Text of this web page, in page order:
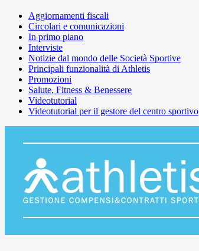
Aggiornamenti fiscali
Circolari e comunicazioni
In primo piano
Interviste
Notizie dal mondo delle Società Sportive
Principali funzionalità di Athletis
Promozioni
Salute, Fitness & Benessere
Videotutorial
Videotutorial per il gestore del centro sportivo